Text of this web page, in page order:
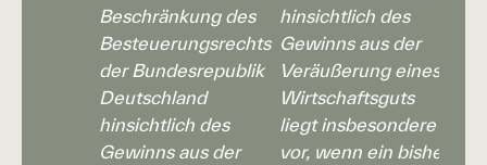
Beschränkung des
Besteuerungsrechts
der Bundesrepublik
Deutschland
hinsichtlich des
Gewinns aus der
hinsichtlich des
Gewinns aus der
Veräußerung eines
Wirtschaftsguts
liegt insbesondere
vor, wenn ein bisher